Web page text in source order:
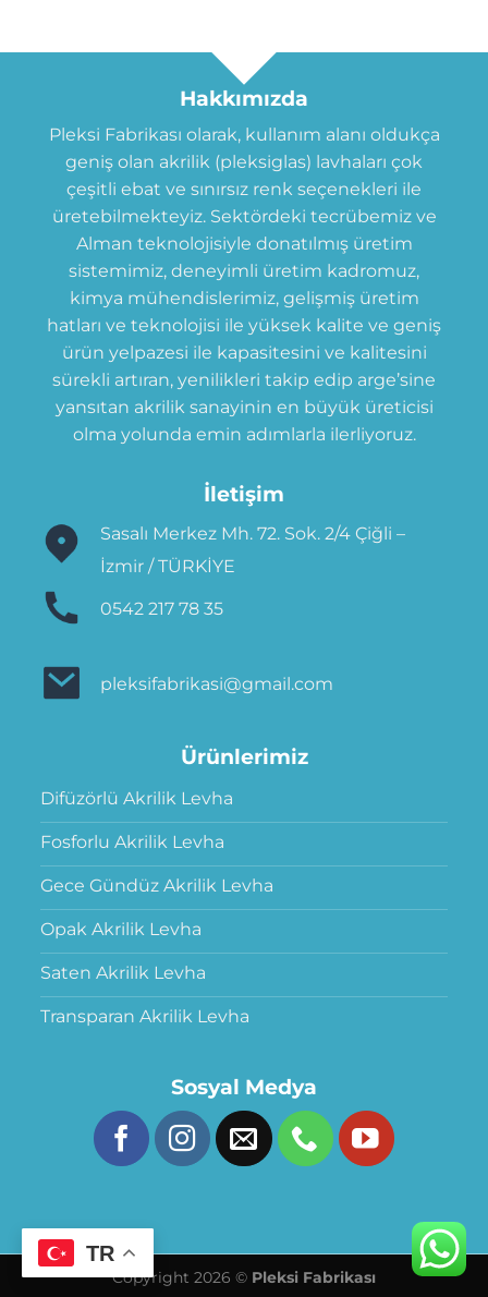
Hakkımızda
Pleksi Fabrikası olarak, kullanım alanı oldukça
geniş olan akrilik (pleksiglas) lavhaları çok
çeşitli ebat ve sınırsız renk seçenekleri ile
üretebilmekteyiz. Sektördeki tecrübemiz ve
Alman teknolojisiyle donatılmış üretim
sistemimiz, deneyimli üretim kadromuz,
kimya mühendislerimiz, gelişmiş üretim
hatları ve teknolojisi ile yüksek kalite ve geniş
ürün yelpazesi ile kapasitesini ve kalitesini
sürekli artıran, yenilikleri takip edip arge’sine
yansıtan akrilik sanayinin en büyük üreticisi
olma yolunda emin adımlarla ilerliyoruz.
İletişim
Sasalı Merkez Mh. 72. Sok. 2/4 Çiğli –
İzmir / TÜRKİYE
0542 217 78 35
pleksifabrikasi@gmail.com
Ürünlerimiz
Difüzörlü Akrilik Levha
Fosforlu Akrilik Levha
Gece Gündüz Akrilik Levha
Opak Akrilik Levha
Saten Akrilik Levha
Transparan Akrilik Levha
Sosyal Medya
Copyright 2026 © Pleksi Fabrikası
TR